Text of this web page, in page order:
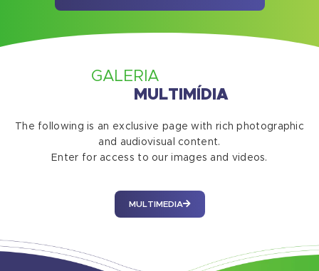
GALERIA
MULTIMÍDIA
The following is an exclusive page with rich photographic
and audiovisual content.
Enter for access to our images and videos.
MULTIMEDIA